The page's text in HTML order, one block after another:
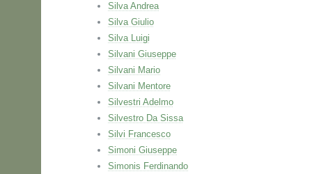
Silva Andrea
Silva Giulio
Silva Luigi
Silvani Giuseppe
Silvani Mario
Silvani Mentore
Silvestri Adelmo
Silvestro Da Sissa
Silvi Francesco
Simoni Giuseppe
Simonis Ferdinando